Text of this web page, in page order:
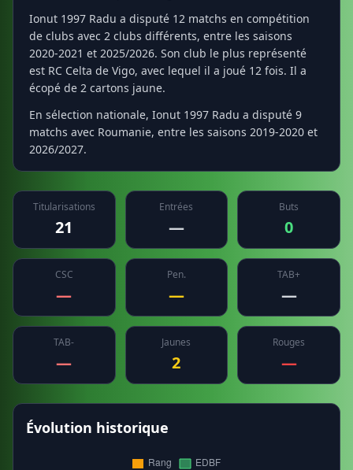
Ionut 1997 Radu a disputé 12 matchs en compétition
de clubs avec 2 clubs différents, entre les saisons
2020-2021 et 2025/2026. Son club le plus représenté
est RC Celta de Vigo, avec lequel il a joué 12 fois. Il a
écopé de 2 cartons jaune.
En sélection nationale, Ionut 1997 Radu a disputé 9
matchs avec Roumanie, entre les saisons 2019-2020 et
2026/2027.
Titularisations
21
Entrées
—
Buts
0
CSC
—
Pen.
—
TAB+
—
TAB-
—
Jaunes
2
Rouges
—
Évolution historique